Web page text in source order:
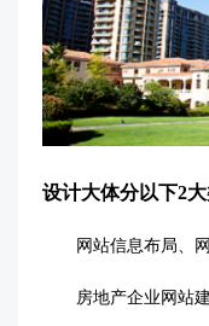
设计大体分以下2
网站信息布局、
房地产企业网站